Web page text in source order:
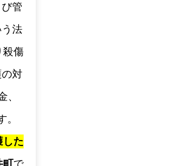
管
法
殺傷
対
、
した
町で